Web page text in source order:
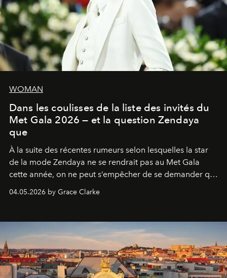
WOMAN
Dans les coulisses de la liste des invités du
Met Gala 2026 — et la question Zendaya
que
À la suite des récentes rumeurs selon lesquelles la star
de la mode Zendaya ne se rendrait pas au Met Gala
cette année, on ne peut s’empêcher de se demander qui
04.05.2026 by Grace Clarke